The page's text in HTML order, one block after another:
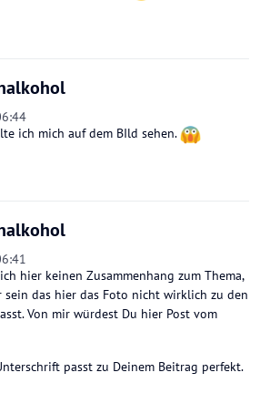
ich mich auf dem BIld sehen.
hier keinen Zusammenhang zum Thema,
das hier das Foto nicht wirklich zu den
Von mir würdest Du hier Post vom
passt zu Deinem Beitrag perfekt.